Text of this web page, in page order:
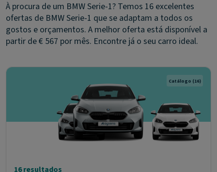
À procura de um BMW Serie-1? Temos 16 excelentes
ofertas de BMW Serie-1 que se adaptam a todos os
gostos e orçamentos. A melhor oferta está disponível a
partir de € 567 por mês. Encontre já o seu carro ideal.
Catálogo (16)
16 resultados